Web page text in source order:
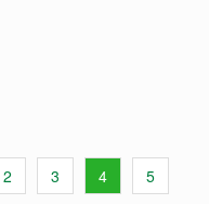
2 3 4 5